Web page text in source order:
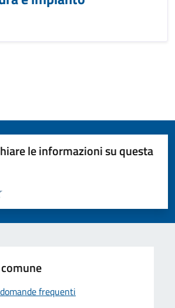
le informazioni su questa
pagina
5 stelle su 5
stelle su 5
su 5
5
frequenti